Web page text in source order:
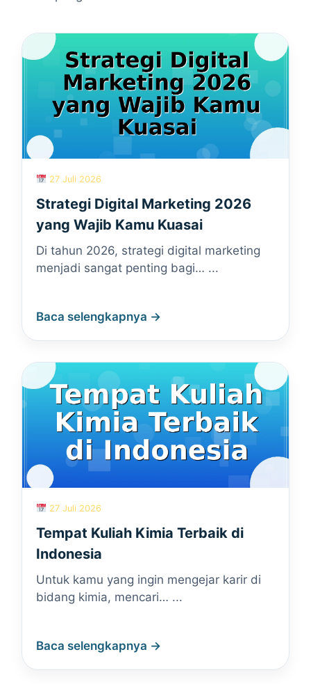
27 Juli 2026
Strategi Digital Marketing 2026
yang Wajib Kamu Kuasai
Di tahun 2026, strategi digital marketing
menjadi sangat penting bagi… ...
Baca selengkapnya →
27 Juli 2026
Tempat Kuliah Kimia Terbaik di
Indonesia
Untuk kamu yang ingin mengejar karir di
bidang kimia, mencari… ...
Baca selengkapnya →